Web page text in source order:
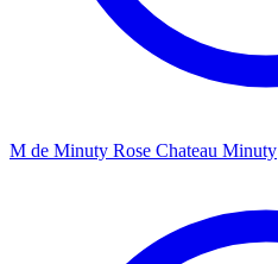
M de Minuty Rose Chateau Minuty